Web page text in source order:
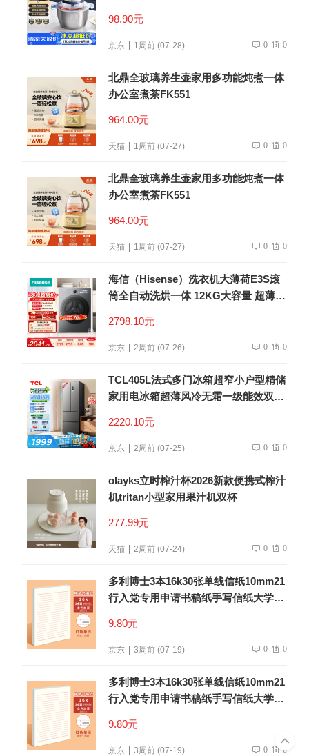
2L
98.90元
京东 1周前 (07-28) 0 0
北鼎全玻璃养生壶家用多功能炖煮一体
办公室煮茶FK551
964.00元
天猫 1周前 (07-27) 0 0
北鼎全玻璃养生壶家用多功能炖煮一体
办公室煮茶FK551
964.00元
天猫 1周前 (07-27) 0 0
海信（Hisense）洗衣机大薄荷E3S滚
筒全自动洗烘一体 12KG大容量 超薄智
自营
2798.10元
京东 2周前 (07-26) 0 0
TCL405L法式多门冰箱超窄小户型精储
家用电冰箱超薄风冷无霜一级能效双变
2220.10元
京东 2周前 (07-25) 0 0
olayks立时榨汁杯2026新款便携式榨汁
机tritan小型家用果汁机双杯
277.99元
天猫 2周前 (07-24) 0 0
多利博士3本16k30张单线信纸10mm21
行入党专用申请书稿纸手写信纸大学生
9.80元
京东 3周前 (07-19) 0 0
多利博士3本16k30张单线信纸10mm21
行入党专用申请书稿纸手写信纸大学生
9.80元
京东 3周前 (07-19) 0 0